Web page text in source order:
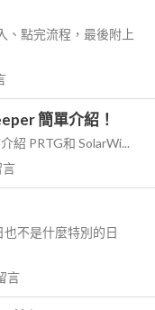
、點完流程，最後附上
簡單介紹！
紹 PRTG和 SolarWi...
言
不是什麼特別的日
言